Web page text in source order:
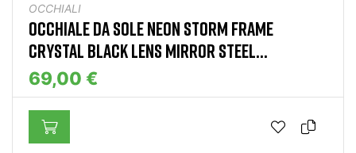
OCCHIALI
OCCHIALE DA SOLE NEON STORM FRAME
CRYSTAL BLACK LENS MIRROR STEEL...
69,00 €